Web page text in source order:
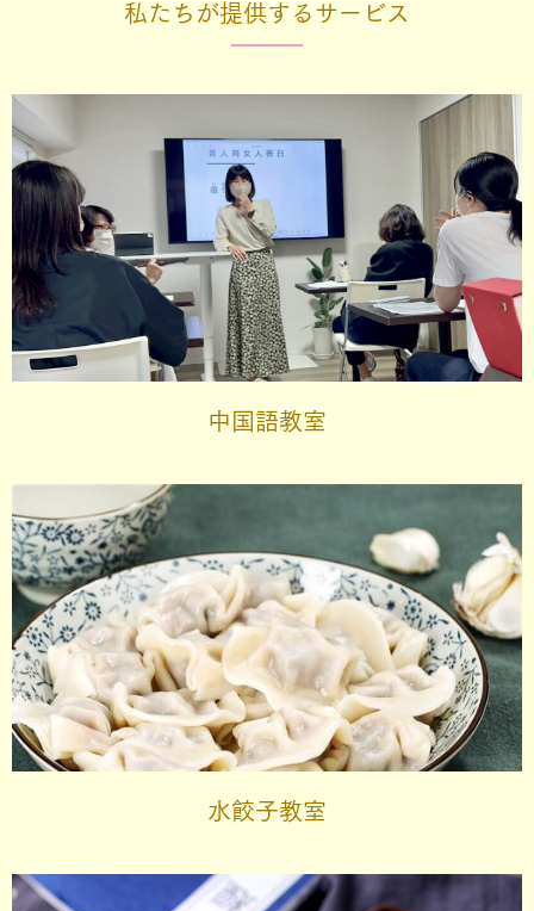
私たちが提供するサービス
中国語教室
水餃子教室